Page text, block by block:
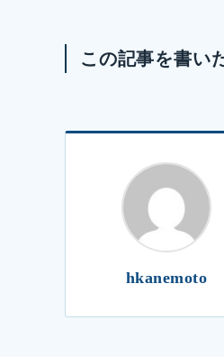
この記事を書い
hkanemoto